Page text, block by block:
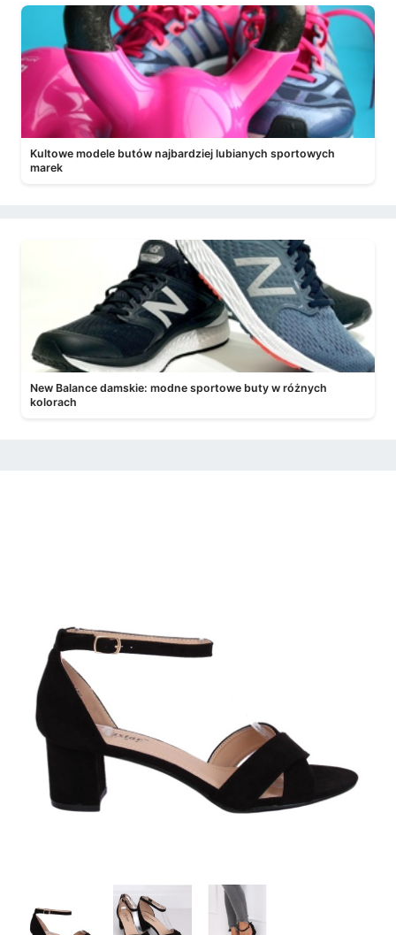
Kultowe modele butów najbardziej lubianych sportowych
marek
New Balance damskie: modne sportowe buty w różnych
kolorach